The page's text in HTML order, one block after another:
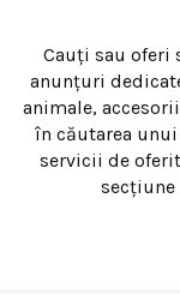
Cauți sau oferi
anunțuri
animale,
în căutarea
servicii de